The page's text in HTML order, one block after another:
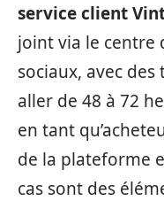
service client
joint via le centre
sociaux, avec
aller de 48 à 72
en tant
de la plateforme
cas sont des